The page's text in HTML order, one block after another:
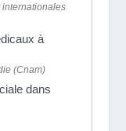
à
(Cnam)
dans